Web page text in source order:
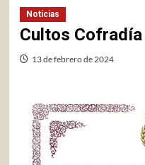
Noticias
Cultos
13 de febrero de 2024